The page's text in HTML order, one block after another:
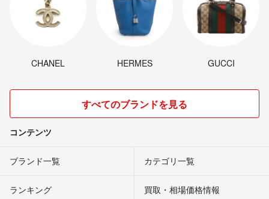
CHANEL HERMES GUCCI
すべてのブランドを見る
コンテンツ
ブランド一覧 カテゴリ一覧
ランキング 買取・相場価格情報